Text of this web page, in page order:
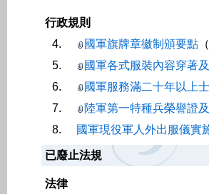
行政規則
4.
國軍旗牌章徽制頒要點
5.
國軍各式服裝內容穿著
6.
國軍服務滿二十年以上
7.
陸軍第一特種兵榮譽證
8.
國軍現役軍人外出服儀實
已廢止法規
法律